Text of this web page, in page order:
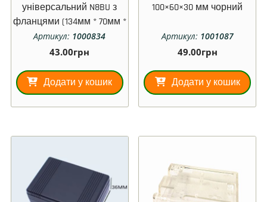
універсальний N8BU з
фланцями (134мм * 70мм *
40мм)
Артикул: 1000834
43.00грн
Додати у кошик
100×60×30 мм чорний
Артикул: 1001087
49.00грн
Додати у кошик